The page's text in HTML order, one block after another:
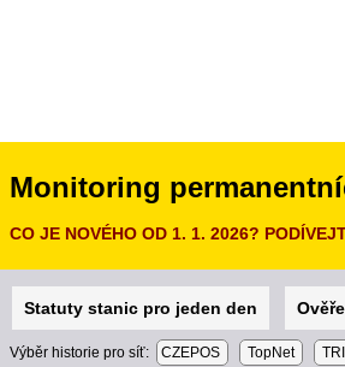
Monitoring
CO JE NOVÉHO OD 1. 1. 2026?
Statuty stanic pro jeden den
Výběr historie pro síť: CZEPOS TopNet